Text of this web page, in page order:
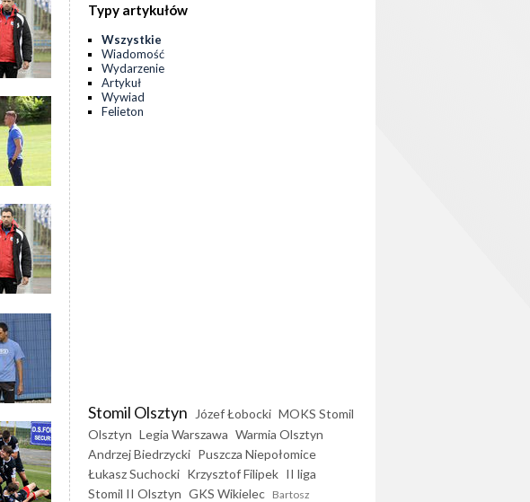
Typy artykułów
Wszystkie
Wiadomość
Wydarzenie
Artykuł
Wywiad
Felieton
Stomil Olsztyn Józef Łobocki MOKS Stomil
Olsztyn Legia Warszawa Warmia Olsztyn
Andrzej Biedrzycki Puszcza Niepołomice
Łukasz Suchocki Krzysztof Filipek II liga
Stomil II Olsztyn GKS Wikielec Bartosz